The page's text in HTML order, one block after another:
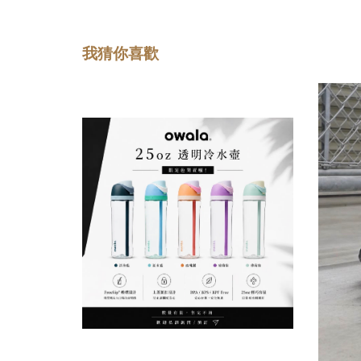
我猜你喜歡